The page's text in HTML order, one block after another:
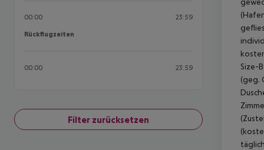
00:00 23:59
Rückflugzeiten
Rückflugzeiten
00:00 23:59
Filter zurücksetzen
Size-
(geg.